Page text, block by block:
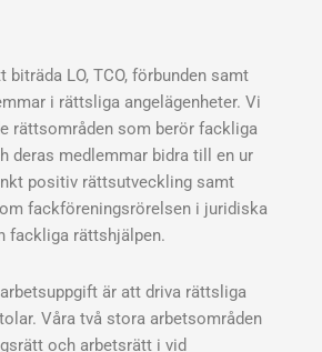
biträda LO, TCO, förbunden samt
i rättsliga angelägenheter. Vi
rättsområden som berör fackliga
deras medlemmar bidra till en ur
positiv rättsutveckling samt
fackföreningsrörelsen i juridiska
fackliga rättshjälpen.
är att driva rättsliga
Våra två stora arbetsområden
och arbetsrätt i vid